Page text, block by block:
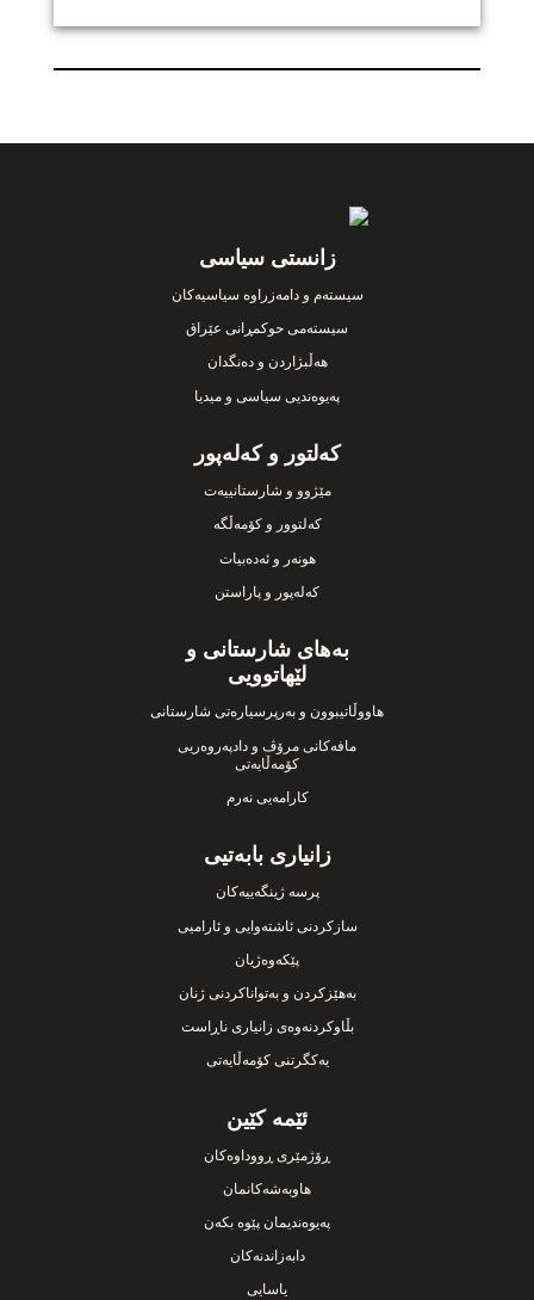
Footerزانستی سیاسی
سیستەم و دامەزراوە سیاسیەکان
سیستەمی حوکمڕانی عێراق
هەڵبژاردن و دەنگدان
پەیوەندیی سیاسی و میدیا
کەلتور و کەلەپور
مێژوو و شارستانییەت
کەلتوور و کۆمەڵگە
هونەر و ئەدەبیات
کەلەپور و پاراستن
بەهای شارستانی و
لێهاتوویی
هاووڵاتیبوون و بەرپرسیارەتی شارستانی
مافەکانی مرۆڤ و دادپەروەریی
کۆمەڵایەتی
کارامەیی نەرم
زانیاری بابەتیی
پرسە ژینگەییەکان
سازکردنی ئاشتەوایی و ئارامیی
پێکەوەژیان
بەهێزکردن و بەتواناکردنی ژنان
بڵاوکردنەوەی زانیاری ناڕاست
یەکگرتنی کۆمەڵایەتی
ئێمە کێین
ڕۆژمێری ڕووداوەکان
هاوبەشەکانمان
پەیوەندیمان پێوە بکەن
دابەزاندنەکان
یاسایی